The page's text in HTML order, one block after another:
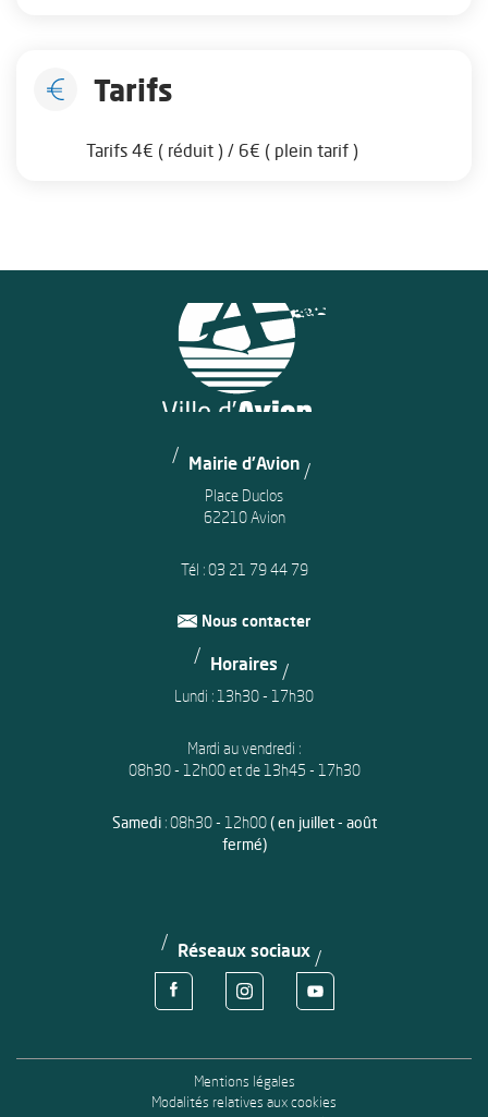
Tarifs
Tarifs 4€ ( réduit ) / 6€ ( plein tarif )
Mairie d'Avion
Place Duclos
62210 Avion
Tél :03 21 79 44 79
Nous contacter
Horaires
Lundi : 13h30 - 17h30
Mardi au vendredi :
08h30 - 12h00 et de 13h45 - 17h30
Samedi: 08h30 - 12h00( en juillet - août
fermé)
Réseaux sociaux
Voir la page Facebook de la ville d'Avion
Voir le compte Instagram de la ville
Voir le compte Youtube de
Mentions légales
Modalités relatives aux cookies